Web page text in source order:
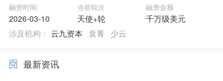
融资时间
2026-03-10
当前轮次
天使+轮
融资金额
千万级美元
涉及机构： 云九资本 袁菁 少云
最新资讯